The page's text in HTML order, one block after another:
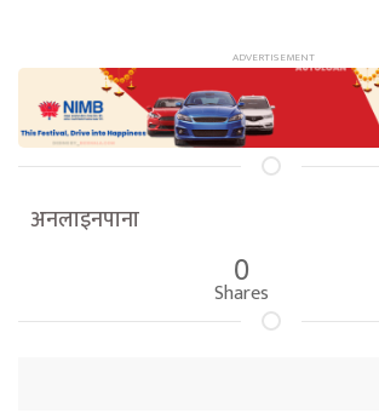
अनलाइनपाना
0
Shares